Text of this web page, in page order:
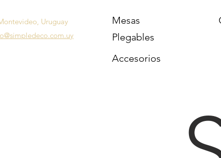
Uruguay
Mesas
Plegables
Accesorios